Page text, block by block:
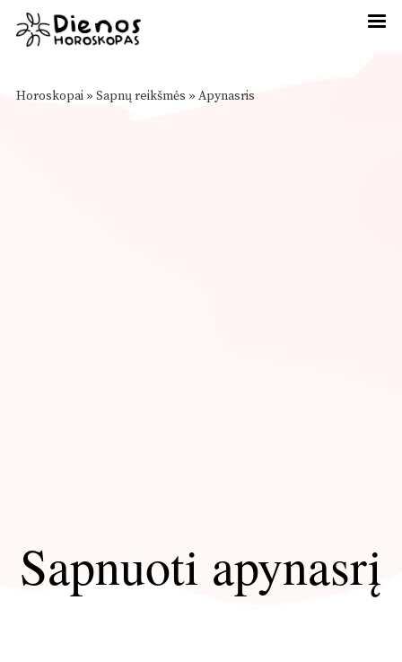
Horoskopai » Sapnų reikšmės » Apynasris
Sapnuoti apynasrį